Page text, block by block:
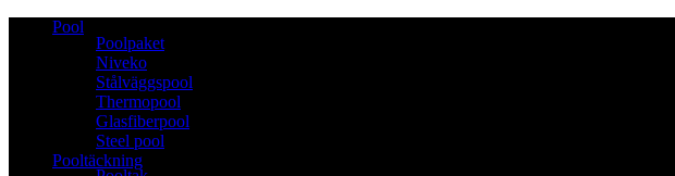
Pool
Poolpaket
Niveko
Stålväggspool
Thermopool
Glasfiberpool
Steel pool
Pooltäckning